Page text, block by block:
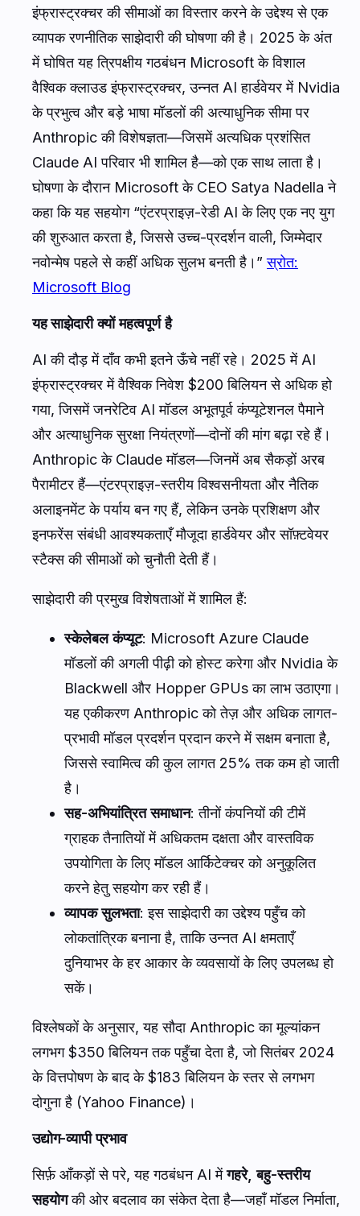
इंफ्रास्ट्रक्चर की सीमाओं का विस्तार करने के उद्देश्य से एक
व्यापक रणनीतिक साझेदारी की घोषणा की है। 2025 के अंत
में घोषित यह त्रिपक्षीय गठबंधन Microsoft के विशाल
वैश्विक क्लाउड इंफ्रास्ट्रक्चर, उन्नत AI हार्डवेयर में Nvidia
के प्रभुत्व और बड़े भाषा मॉडलों की अत्याधुनिक सीमा पर
Anthropic की विशेषज्ञता—जिसमें अत्यधिक प्रशंसित
Claude AI परिवार भी शामिल है—को एक साथ लाता है।
घोषणा के दौरान Microsoft के CEO Satya Nadella ने
कहा कि यह सहयोग “एंटरप्राइज़-रेडी AI के लिए एक नए युग
की शुरुआत करता है, जिससे उच्च-प्रदर्शन वाली, जिम्मेदार
नवोन्मेष पहले से कहीं अधिक सुलभ बनती है।”स्रोत:
Microsoft Blog
यह साझेदारी क्यों महत्वपूर्ण है
AI की दौड़ में दाँव कभी इतने ऊँचे नहीं रहे। 2025 में AI
इंफ्रास्ट्रक्चर में वैश्विक निवेश $200 बिलियन से अधिक हो
गया, जिसमें जनरेटिव AI मॉडल अभूतपूर्व कंप्यूटेशनल पैमाने
और अत्याधुनिक सुरक्षा नियंत्रणों—दोनों की मांग बढ़ा रहे हैं।
Anthropic के Claude मॉडल—जिनमें अब सैकड़ों अरब
पैरामीटर हैं—एंटरप्राइज़-स्तरीय विश्वसनीयता और नैतिक
अलाइनमेंट के पर्याय बन गए हैं, लेकिन उनके प्रशिक्षण और
इनफरेंस संबंधी आवश्यकताएँ मौजूदा हार्डवेयर और सॉफ़्टवेयर
स्टैक्स की सीमाओं को चुनौती देती हैं।
साझेदारी की प्रमुख विशेषताओं में शामिल हैं:
स्केलेबल कंप्यूट: Microsoft Azure Claude
मॉडलों की अगली पीढ़ी को होस्ट करेगा और Nvidia के
Blackwell और Hopper GPUs का लाभ उठाएगा।
यह एकीकरण Anthropic को तेज़ और अधिक लागत-
प्रभावी मॉडल प्रदर्शन प्रदान करने में सक्षम बनाता है,
जिससे स्वामित्व की कुल लागत 25% तक कम हो जाती
है।
सह-अभियांत्रित समाधान: तीनों कंपनियों की टीमें
ग्राहक तैनातियों में अधिकतम दक्षता और वास्तविक
उपयोगिता के लिए मॉडल आर्किटेक्चर को अनुकूलित
करने हेतु सहयोग कर रही हैं।
व्यापक सुलभता: इस साझेदारी का उद्देश्य पहुँच को
लोकतांत्रिक बनाना है, ताकि उन्नत AI क्षमताएँ
दुनियाभर के हर आकार के व्यवसायों के लिए उपलब्ध हो
सकें।
विश्लेषकों के अनुसार, यह सौदा Anthropic का मूल्यांकन
लगभग $350 बिलियन तक पहुँचा देता है, जो सितंबर 2024
के वित्तपोषण के बाद के $183 बिलियन के स्तर से लगभग
दोगुना है (Yahoo Finance)।
उद्योग-व्यापी प्रभाव
सिर्फ़ आँकड़ों से परे, यह गठबंधन AI मेंगहरे, बहु-स्तरीय
सहयोगकी ओर बदलाव का संकेत देता है—जहाँ मॉडल निर्माता,